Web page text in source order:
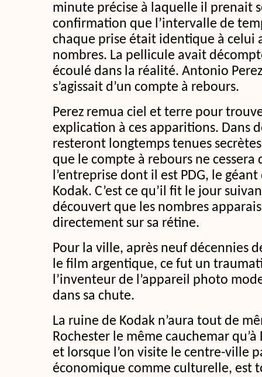
minute précise à laquelle il prenait
confirmation que l’intervalle de
chaque prise était identique à celui
nombres. La pellicule avait
écoulé dans la réalité. Antonio
s’agissait d’un compte à rebours.
Perez remua ciel et terre pour
explication à ces apparitions. Dans
resteront longtemps tenues
que le compte à rebours ne cessera
l’entreprise dont il est PDG, le
Kodak. C’est ce qu’il fit le jour
découvert que les nombres
directement sur sa rétine.
Pour la ville, après neuf décennies
le film argentique, ce fut un
l’inventeur de l’appareil photo
dans sa chute.
La ruine de Kodak n’aura tout de
Rochester le même cauchemar
et lorsque l’on visite le centre-ville
économique comme culturelle, est